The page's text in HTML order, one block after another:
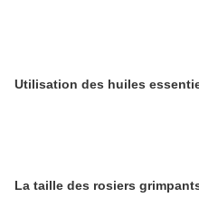
Utilisation des huiles
La taille des rosiers